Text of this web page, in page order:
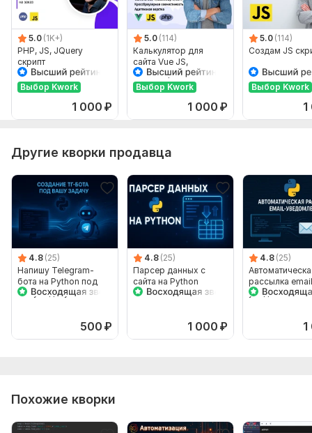
Вид: Написание и доработка
Язык разработки:
Объем услуги в кворке: 1 скрипт
5.0 (1K+)
PHP, JS, JQuery
скрипт
Выбор Kwork
1 000 ₽
5.0 (114)
Калькулятор для
сайта Vue JS,
JavaScript, PHP, HTML
Выбор Kwork
1 000 ₽
5.0 (114)
Создам JS
Выбор Kwork
Другие кворки продавца
4.8 (25)
Напишу Telegram-
бота на Python под
вашу задачу
500 ₽
4.8 (25)
Парсер данных с
сайта на Python
1 000 ₽
4.8 (25)
рассылка email
уведомлений с
Похожие кворки